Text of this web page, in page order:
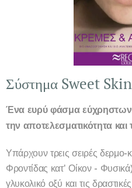
Σύστημα Sweet Skin
Ένα ευρύ φάσμα
την αποτελεσματικότητα
Υπάρχουν τρεις σειρές δερμο-
Φροντίδας κατ' Οίκον -
γλυκολικό οξύ και τις